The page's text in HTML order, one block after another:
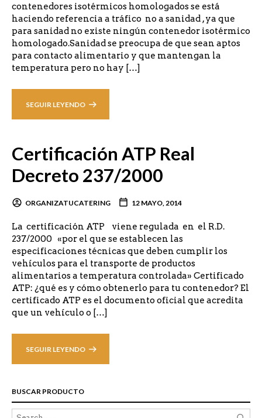
contenedores isotérmicos homologados se está
haciendo referencia a tráfico no a sanidad , ya que
para sanidad no existe ningún contenedor isotérmico
homologado.Sanidad se preocupa de que sean aptos
para contacto alimentario y que mantengan la
temperatura pero no hay […]
SEGUIR LEYENDO
Certificación ATP Real
Decreto 237/2000
ORGANIZATUCATERING 12 MAYO, 2014
La certificación ATP viene regulada en el R.D.
237/2000 «por el que se establecen las
especificaciones técnicas que deben cumplir los
vehículos para el transporte de productos
alimentarios a temperatura controlada» Certificado
ATP: ¿qué es y cómo obtenerlo para tu contenedor? El
certificado ATP es el documento oficial que acredita
que un vehículo o […]
SEGUIR LEYENDO
BUSCAR PRODUCTO